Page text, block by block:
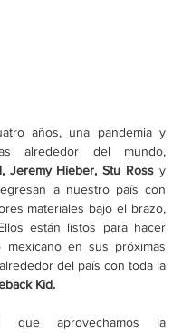
años, una pandemia y
Jeremy Hieber, Stu Ross
a nuestro país con
están listos para hacer
mexicano en sus próximas
del país con toda la
Kid.
aprovechamos la